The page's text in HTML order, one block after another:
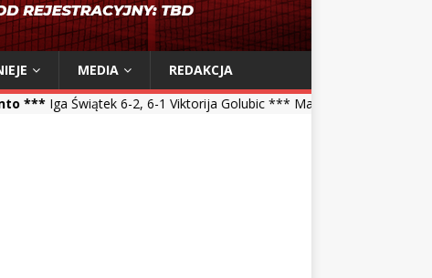
MEDIA
REDAKCJA
6-2, 6-1 Viktorija Golubic *** Maja Chwalińska 5-7, 1-6 Talia